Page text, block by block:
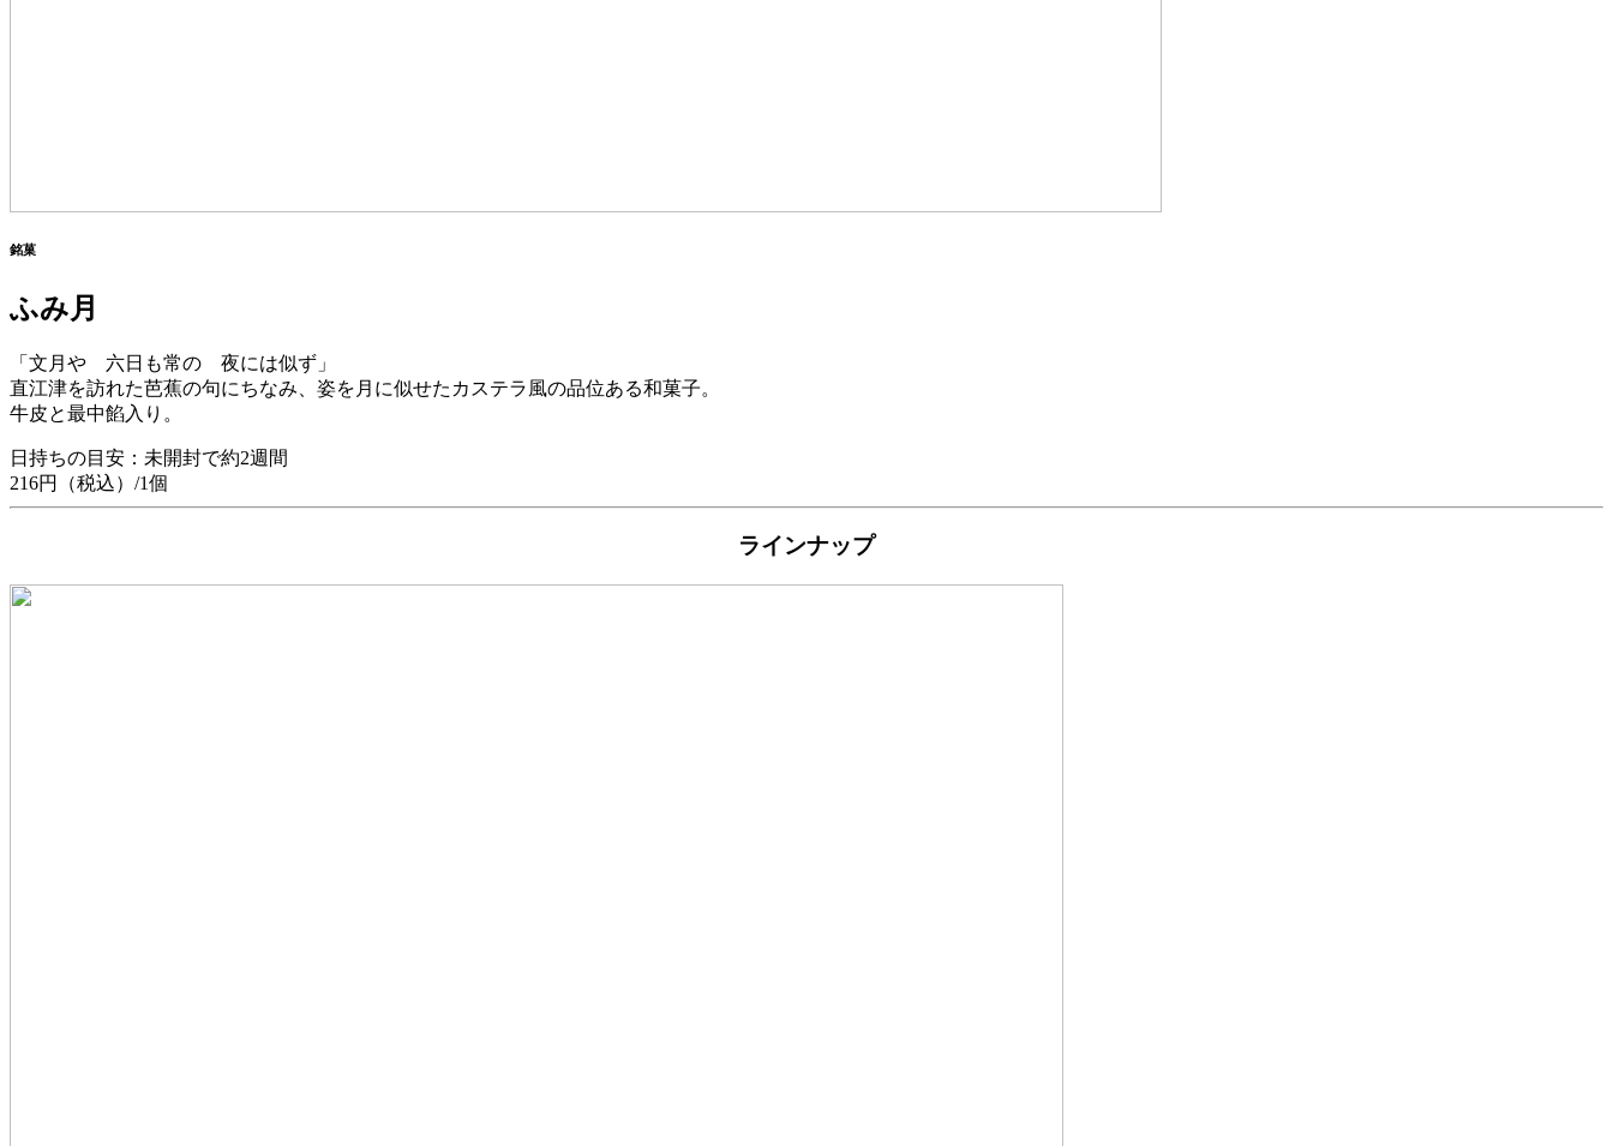
銘菓
ふみ月
「文月や 六日も常の 夜には似ず」
直江津を訪れた芭蕉の句にちなみ、姿を月に似せたカステラ風の品位ある和菓子。
牛皮と最中餡入り。
日持ちの目安：未開封で約2週間
216円（税込）/1個
ラインナップ